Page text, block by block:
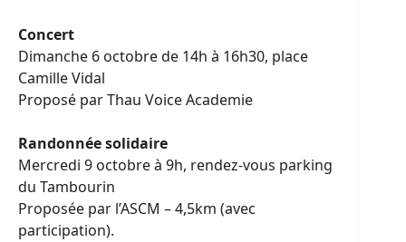
Concert
Dimanche 6 octobre de 14h à 16h30, place
Camille Vidal
Proposé par Thau Voice Academie
Randonnée solidaire
Mercredi 9 octobre à 9h, rendez-vous parking
du Tambourin
Proposée par l’ASCM – 4,5km (avec
participation).